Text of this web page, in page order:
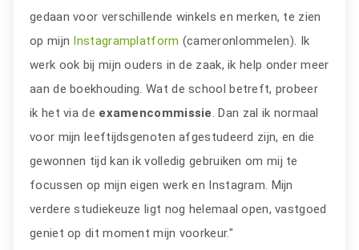
gedaan voor verschillende winkels en merken, te zien
op mijn Instagramplatform (cameronlommelen). Ik
werk ook bij mijn ouders in de zaak, ik help onder meer
aan de boekhouding. Wat de school betreft, probeer
ik het via de examencommissie. Dan zal ik normaal
voor mijn leeftijdsgenoten afgestudeerd zijn, en die
gewonnen tijd kan ik volledig gebruiken om mij te
focussen op mijn eigen werk en Instagram. Mijn
verdere studiekeuze ligt nog helemaal open, vastgoed
geniet op dit moment mijn voorkeur."